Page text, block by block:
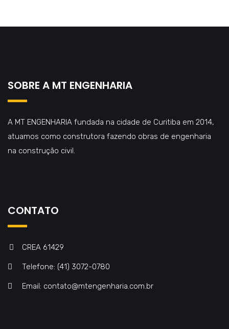
SOBRE A MT ENGENHARIA
A MT ENGENHARIA fundada na cidade de Curitiba em 2014,
atuamos como construtora fazendo obras de engenharia
na construção civil.
CONTATO
CREA 61429
Telefone: (41) 3072-0780
Email: contato@mtengenharia.com.br